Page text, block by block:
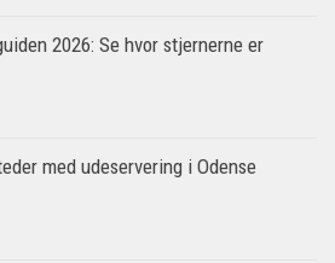
2026: Se hvor stjernerne er
med udeservering i Odense